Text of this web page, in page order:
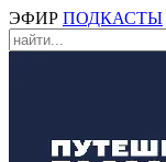
ЭФИР ПОДКАСТЫ